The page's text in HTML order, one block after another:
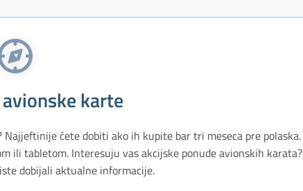
avionske karte
ćete dobiti ako ih kupite bar tri meseca pre polaska.
ili tabletom. Interesuju vas akcijske ponude avionskih karata?
dobijali aktualne informacije.